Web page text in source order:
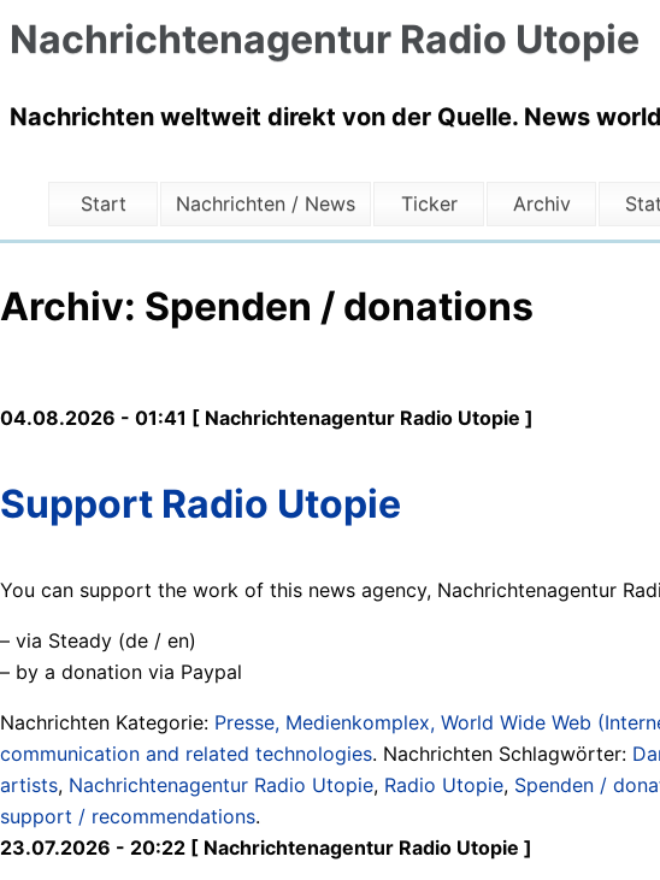
Nachrichtenagentur Radio Utopie
Nachrichten weltweit direkt von der Quelle. News
Start Nachrichten / News Ticker Archiv
Archiv: Spenden / donations
04.08.2026 - 01:41 [ Nachrichtenagentur Radio Utopie ]
Support Radio Utopie
You can support the work of this news agency, Nachrichtenagentur
– via Steady (de / en)
– by a donation via Paypal
Nachrichten Kategorie: Presse, Medienkomplex, World Wide Web
communication and related technologies. Nachrichten Schlagwörter:
artists, Nachrichtenagentur Radio Utopie, Radio Utopie, Spenden /
support / recommendations.
23.07.2026 - 20:22 [ Nachrichtenagentur Radio Utopie ]